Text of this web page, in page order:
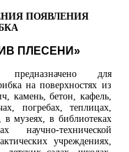
ПОЯВЛЕНИЯ
ПЛЕСЕНИ»
предназначено для
на поверхностях из
камень, бетон, кафель,
погребах, теплицах,
в музеях, в библиотеках
научно-технической
учреждениях,